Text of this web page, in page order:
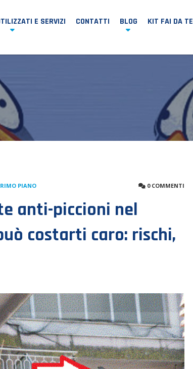
E SERVIZI CONTATTI BLOG KIT FAI DA TE
PIANO 0 COMMENTI
anti-piccioni nel
costarti caro: rischi,